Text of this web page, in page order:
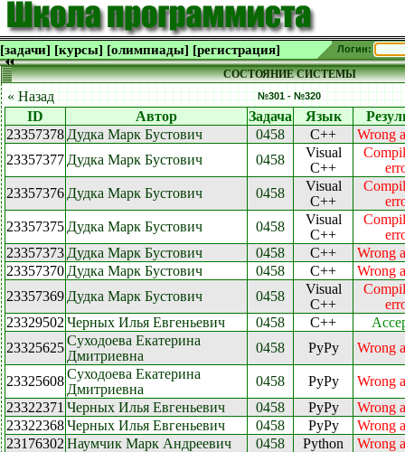
[задачи] [курсы] [олимпиады] [регистрация] Логин:
СОСТОЯНИЕ СИСТЕМЫ
« Назад №301 - №320
ID Автор Задача Язык
23357378 Дудка Марк Бустович 0458 C++
Wrong
23357377 Дудка Марк Бустович 0458
Visual
C++
23357376 Дудка Марк Бустович 0458
Visual
C++
23357375 Дудка Марк Бустович 0458
Visual
C++
23357373 Дудка Марк Бустович 0458 C++
Wrong
23357370 Дудка Марк Бустович 0458 C++
Wrong
23357369 Дудка Марк Бустович 0458
Visual
C++
23329502 Черных Илья Евгеньевич 0458 C++
23325625Суходоева Екатерина
Дмитриевна
0458 PyPy Wrong
23325608Суходоева Екатерина
Дмитриевна
0458 PyPy
Wrong
23322371 Черных Илья Евгеньевич 0458 PyPy
Wrong
23322368Черных Илья Евгеньевич 0458 PyPy
Wrong
23176302 Наумчик Марк Андреевич 0458 Python
Wrong